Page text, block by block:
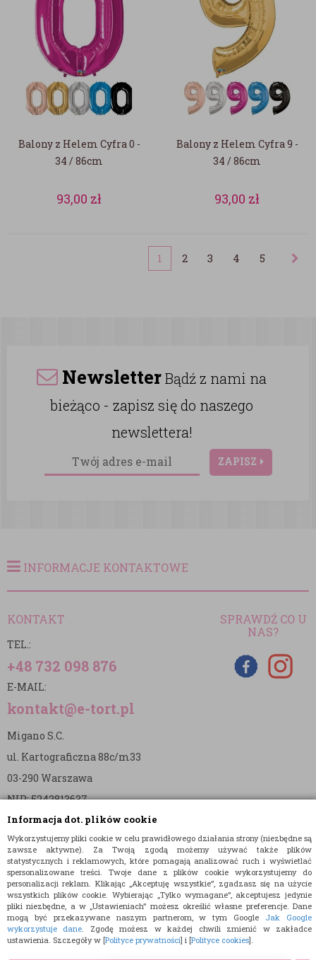
Informacja dot. plików cookie
Wykorzystujemy pliki cookie w celu prawidłowego działania strony (niezbędne są
zawsze aktywne). Za Twoją zgodą możemy używać także plików
statystycznych i reklamowych, które pomagają analizować ruch i wyświetlać
spersonalizowane treści. Twoje dane z plików cookie wykorzystujemy do
personalizacji reklam. Klikając „Akceptuję wszystkie”, zgadzasz się na użycie
wszystkich plików cookie. Wybierając „Tylko wymagane”, akceptujesz jedynie
pliki niezbędne, a w „Ustawieniach” możesz określić własne preferencje. Dane
mogą być przekazywane naszym partnerom, w tym Google Jak Google
wykorzystuje dane. Zgodę możesz w każdej chwili zmienić w zakładce
ustawienia. Szczegóły w [Polityce prywatności] i [Polityce cookies].
Balony z Helem Cyfra 0 -
34 / 86cm
93,00 zł
Balony z Helem Cyfra 9 -
34 / 86cm
93,00 zł
1 2 3 4 5
NewsletterBądź z nami na
bieżąco - zapisz się do naszego
newslettera!
ZAPISZ
INFORMACJE KONTAKTOWE
KONTAKT
TEL.:
+48 732 098 876
E-MAIL:
kontakt@e-tort.pl
Migano S.C.
ul. Kartograficzna 88c/m33
03-290 Warszawa
NIP: 5242813637
REGON: 365874905
Nr konta (mBank):
36 1140 2004 0000 3902 8144 2737
SPRAWDŹ CO U
NAS?